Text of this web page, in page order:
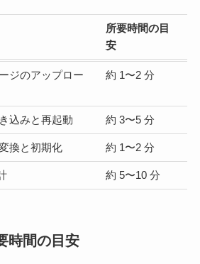
所要時間の目
安
ジのアップロー
約 1〜2 分
込みと再起動 約 3〜5 分
換と初期化 約 1〜2 分
約 5〜10 分
時間の目安